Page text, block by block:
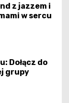
z jazzem i
w sercu
Dołącz do
grupy